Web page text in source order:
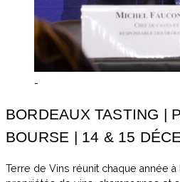
-
BORDEAUX TASTING |
BOURSE | 14 & 15
Terre de Vins réunit chaque année